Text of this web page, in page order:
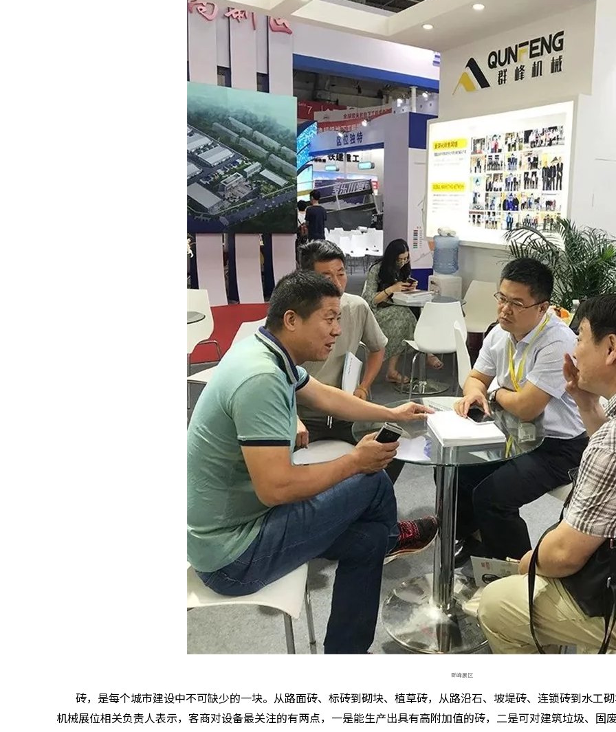
群峰展区
砖，是每个城市建设中不可缺少的一块。从路面砖、标砖到砌块、植草砖，从路沿石、坡堤砖、连锁砖到水工
机械展位相关负责人表示，客商对设备最关注的有两点，一是能生产出具有高附加值的砖，二是可对建筑垃圾、